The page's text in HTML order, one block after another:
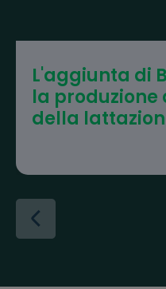
L'aggiunta di
la produzione
della